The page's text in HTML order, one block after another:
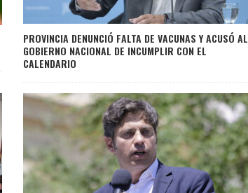
PROVINCIA DENUNCIÓ FALTA DE VACUNAS Y ACUSÓ AL
GOBIERNO NACIONAL DE INCUMPLIR CON EL
CALENDARIO